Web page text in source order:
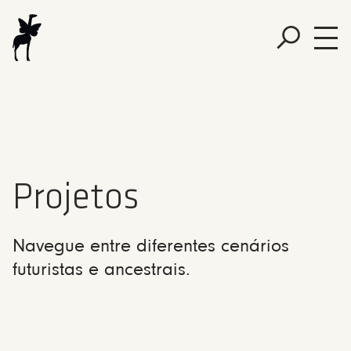
Projetos
Navegue entre diferentes cenários
futuristas e ancestrais.